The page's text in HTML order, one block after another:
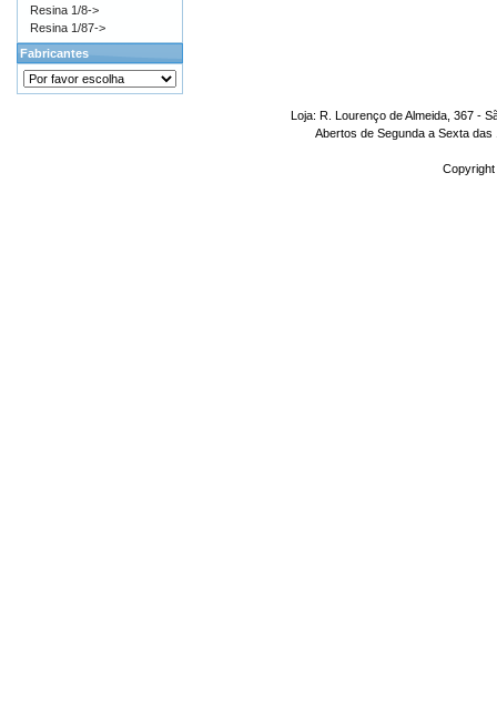
Resina 1/8->
Resina 1/87->
Fabricantes
Loja: R. Lourenço de Almeida, 367 -
Abertos de Segunda a Sexta